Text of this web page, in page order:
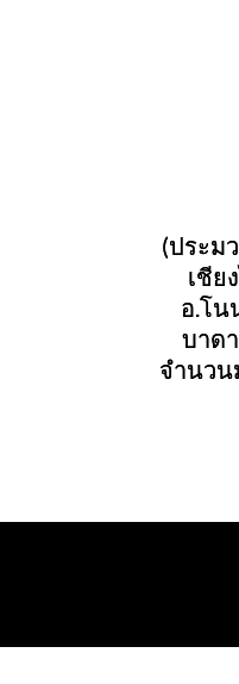
(ประม
เชีย
อ.โน
บาด
จำนวน